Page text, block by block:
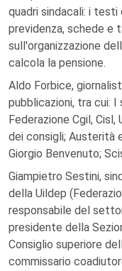
quadri sindacali: i
previdenza, schede e
sull'organizzazione
calcola la pensione.
Aldo Forbice,
pubblicazioni, tra cui:
Federazione Cgil,
dei consigli; Austerità
Giorgio Benvenuto;
Giampietro Sestini,
della Uildep
responsabile del
presidente della
Consiglio superiore
commissario